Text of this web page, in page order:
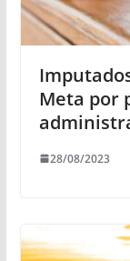
Meta por
28/08/2023